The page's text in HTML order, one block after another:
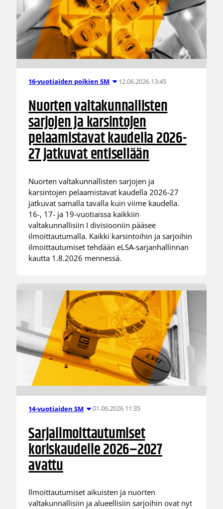
16-vuotiaiden poikien SM 12.06.2026 13:45
Nuorten valtakunnallisten
sarjojen ja karsintojen
pelaamistavat kaudella 2026-
27 jatkuvat entisellään
Nuorten valtakunnallisten sarjojen ja
karsintojen pelaamistavat kaudella 2026-27
jatkuvat samalla tavalla kuin viime kaudella.
16-, 17- ja 19-vuotiaissa kaikkiin
valtakunnallisiin I divisiooniin pääsee
ilmoittautumalla. Kaikki karsintoihin ja sarjoihin
ilmoittautumiset tehdään eLSA-sarjanhallinnan
kautta 1.8.2026 mennessä.
14-vuotiaiden SM 01.06.2026 11:35
Sarjailmoittautumiset
koriskaudelle 2026–2027
avattu
Ilmoittautumiset aikuisten ja nuorten
valtakunnallisiin ja alueellisiin sarjoihin ovat nyt